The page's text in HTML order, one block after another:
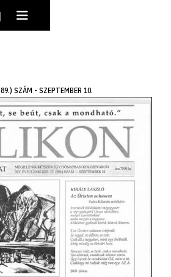
SZÁM - SZEPTEMBER 10.